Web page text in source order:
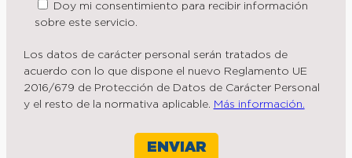
Doy mi consentimiento para recibir información
sobre este servicio.
Los datos de carácter personal serán tratados de
acuerdo con lo que dispone el nuevo Reglamento UE
2016/679 de Protección de Datos de Carácter Personal
y el resto de la normativa aplicable. Más información.